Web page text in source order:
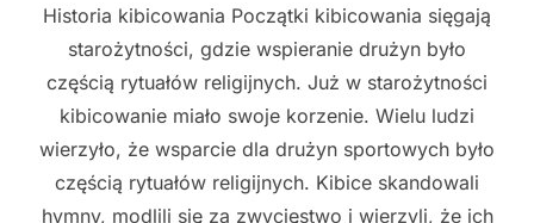
Historia kibicowania Początki kibicowania sięgają
starożytności, gdzie wspieranie drużyn było
częścią rytuałów religijnych. Już w starożytności
kibicowanie miało swoje korzenie. Wielu ludzi
wierzyło, że wsparcie dla drużyn sportowych było
częścią rytuałów religijnych. Kibice skandowali
hymny, modlili się za zwycięstwo i wierzyli, że ich